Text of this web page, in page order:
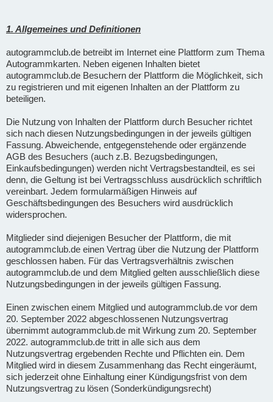
1. Allgemeines und Definitionen
autogrammclub.de betreibt im Internet eine Plattform zum Thema
Autogrammkarten. Neben eigenen Inhalten bietet
autogrammclub.de Besuchern der Plattform die Möglichkeit, sich
zu registrieren und mit eigenen Inhalten an der Plattform zu
beteiligen.
Die Nutzung von Inhalten der Plattform durch Besucher richtet
sich nach diesen Nutzungsbedingungen in der jeweils gültigen
Fassung. Abweichende, entgegenstehende oder ergänzende
AGB des Besuchers (auch z.B. Bezugsbedingungen,
Einkaufsbedingungen) werden nicht Vertragsbestandteil, es sei
denn, die Geltung ist bei Vertragsschluss ausdrücklich schriftlich
vereinbart. Jedem formularmäßigen Hinweis auf
Geschäftsbedingungen des Besuchers wird ausdrücklich
widersprochen.
Mitglieder sind diejenigen Besucher der Plattform, die mit
autogrammclub.de einen Vertrag über die Nutzung der Plattform
geschlossen haben. Für das Vertragsverhältnis zwischen
autogrammclub.de und dem Mitglied gelten ausschließlich diese
Nutzungsbedingungen in der jeweils gültigen Fassung.
Einen zwischen einem Mitglied und autogrammclub.de vor dem
20. September 2022 abgeschlossenen Nutzungsvertrag
übernimmt autogrammclub.de mit Wirkung zum 20. September
2022. autogrammclub.de tritt in alle sich aus dem
Nutzungsvertrag ergebenden Rechte und Pflichten ein. Dem
Mitglied wird in diesem Zusammenhang das Recht eingeräumt,
sich jederzeit ohne Einhaltung einer Kündigungsfrist von dem
Nutzungsvertrag zu lösen (Sonderkündigungsrecht)